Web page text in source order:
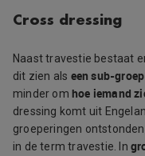
Cross dressing
Naast travestie bestaat
dit zien als een sub-
minder om hoe iemand
dressing komt uit
groeperingen
in de term travestie. In